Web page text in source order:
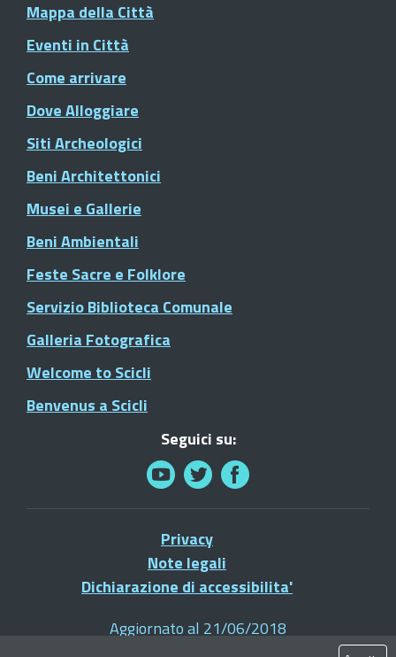
Mappa della Città
Eventi in Città
Come arrivare
Dove Alloggiare
Siti Archeologici
Beni Architettonici
Musei e Gallerie
Beni Ambientali
Feste Sacre e Folklore
Servizio Biblioteca Comunale
Galleria Fotografica
Welcome to Scicli
Benvenus a Scicli
Seguici su:
Privacy
Note legali
Dichiarazione di accessibilita'
Aggiornato al 21/06/2018
© 2021 Comune di Scicli - Tutti i diritti riservati